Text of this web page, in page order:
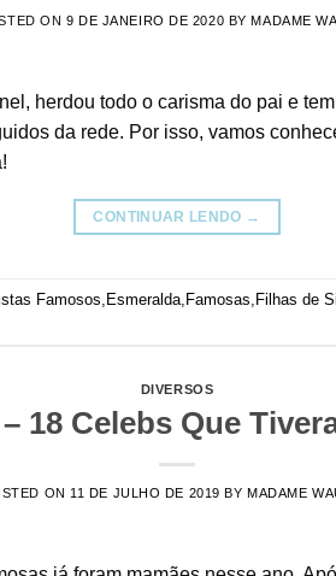
ON 9 DE JANEIRO DE 2020 BYMADAME
herdou todo o carisma do pai e
da rede. Por isso, vamos
CONTINUAR LENDO →
Famosos Esmeralda Famosas Filhas de
DIVERSOS
18 Celebs Que
ON 11 DE JULHO DE 2019 BYMADAME